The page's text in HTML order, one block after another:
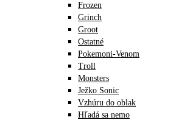
Frozen
Grinch
Groot
Ostatné
Pokemoni-Venom
Troll
Monsters
Ježko Sonic
Vzhúru do oblak
Hľadá sa nemo